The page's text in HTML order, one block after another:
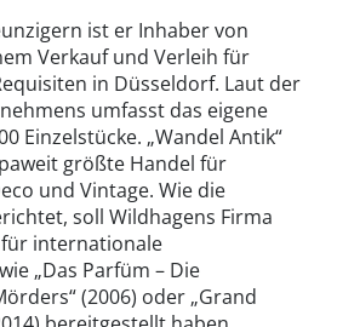
ist er Inhaber von
Verkauf und Verleih für
in Düsseldorf. Laut der
umfasst das eigene
Einzelstücke. „Wandel Antik“
größte Handel für
und Vintage. Wie die
soll Wildhagens Firma
internationale
„Das Parfüm – Die
(2006) oder „Grand